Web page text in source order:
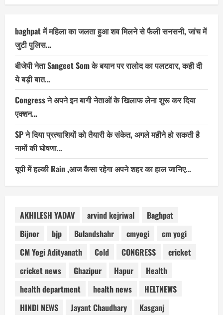
baghpat में महिला का जलता हुआ शव मिलने से फैली सनसनी, जांच में
जुटी पुलिस…
बीजेपी नेता Sangeet Som के बयान पर रालोद का पलटवार, कही दी
ये बड़ी बात…
Congress ने अपने इन बागी नेताओं के खिलाफ लेना शुरू कर दिया
एक्शन…
SP ने दिया प्रत्याशियों को तैयारी के संकेत, अगले महीने हो सकती है
नामों की घोषणा…
यूपी में हल्की Rain ,आज कैसा रहेगा अपने शहर का हाल जानिए…
AKHILESH YADAV arvind kejriwal
Baghpat
Bijnor
bjp Bulandshahr cmyogi
cm yogi
CM Yogi Adityanath
Cold CONGRESS
cricket
cricket news
Ghazipur Hapur
Health
health department
health news
HELTNEWS
HINDI NEWS
Jayant Chaudhary
Kasganj